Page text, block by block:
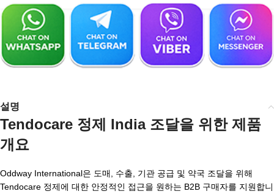
설명
Tendocare 정제 India 조달을 위한 제품
개요
Oddway International은 도매, 수출, 기관 공급 및 약국 조달을 위해
Tendocare 정제에 대한 안정적인 접근을 원하는 B2B 구매자를 지원합니